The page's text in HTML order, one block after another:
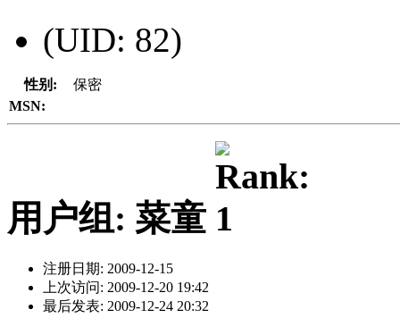
(UID: 82)
性别:
保密
MSN:
用户组: 菜童
注册日期: 2009-12-15
上次访问: 2009-12-20 19:42
最后发表: 2009-12-24 20:32